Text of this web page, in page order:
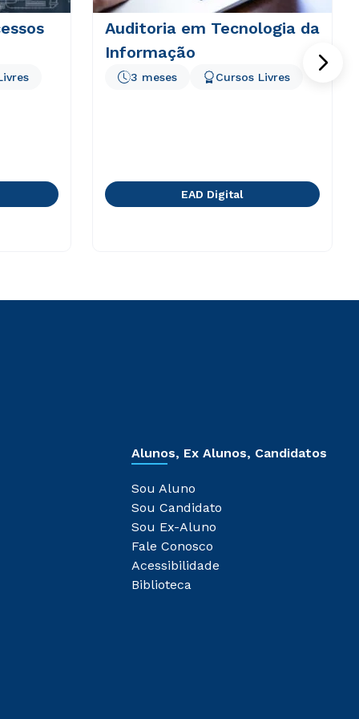
Auditoria em Tecnologia da
Informação
3 meses Cursos Livres
EAD Digital
Alunos, Ex Alunos, Candidatos
Sou Aluno
Sou Candidato
Sou Ex-Aluno
Fale Conosco
Acessibilidade
Biblioteca